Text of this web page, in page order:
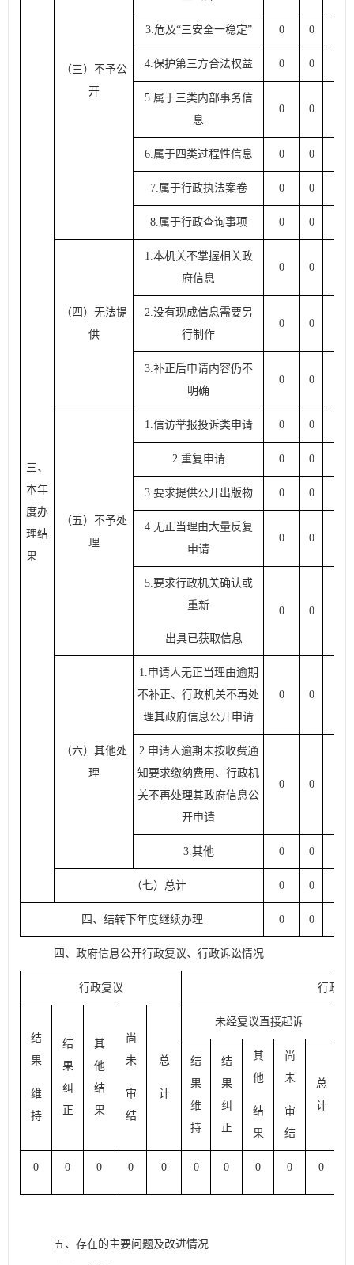
三、
本年
度办
理结
果
（三）不予公
开
3.危及“三安全一稳定” 0 0
4.保护第三方合法权益 0 0
5.属于三类内部事务信
息
0 0
6.属于四类过程性信息 0 0
7.属于行政执法案卷 0 0
8.属于行政查询事项 0 0
（四）无法提
供
1.本机关不掌握相关政
府信息
0 0
2.没有现成信息需要另
行制作
0 0
3.补正后申请内容仍不
明确
0 0
（五）不予处
理
1.信访举报投诉类申请 0 0
2.重复申请 0 0
3.要求提供公开出版物 0 0
4.无正当理由大量反复
申请
0 0
5.要求行政机关确认或
重新
出具已获取信息
0 0
（六）其他处
理
1.申请人无正当理由逾期
不补正、行政机关不再处
理其政府信息公开申请
0 0
2.申请人逾期未按收费通
知要求缴纳费用、行政机
关不再处理其政府信息公
开申请
0 0
3.其他 0 0
（七）总计 0 0
四、结转下年度继续办理 0 0
四、政府信息公开行政复议、行政诉讼情况
行政复议 行政诉
结
果
维
持
结
果
纠
正
其
他
结
果
尚
未
审
结
总
计
未经复议直接起诉
结
果
维
持
结
果
纠
正
其
他
结
果
尚
未
审
结
总
计
0 0 0 0 0 0 0 0 0 0
五、存在的主要问题及改进情况